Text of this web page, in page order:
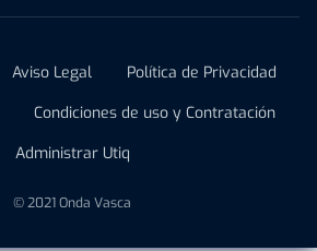
Aviso Legal
Política de Privacidad
Condiciones de uso y Contratación
Administrar Utiq
© 2021 Onda Vasca